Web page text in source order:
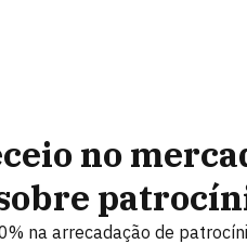
no
na arrecadação de